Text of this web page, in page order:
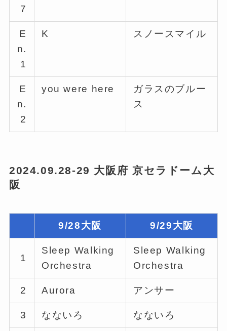
7
E
n.
1
K スノースマイル
E
n.
2
you were here
ガラスのブルー
ス
2024.09.28-29 大阪府 京セラドーム大
阪
9/28大阪 9/29大阪
1
Sleep Walking
Orchestra
Sleep Walking
Orchestra
2 Aurora アンサー
3 なないろ なないろ